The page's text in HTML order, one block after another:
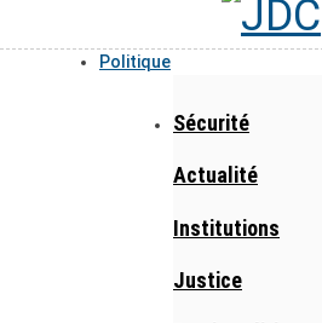
Politique
Sécurité
Actualité
Institutions
Justice